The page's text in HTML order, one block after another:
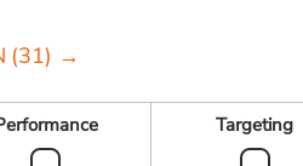
(31) →
Targeting